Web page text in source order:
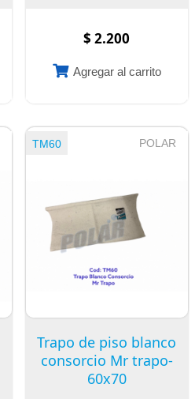
$ 2.200
Agregar al carrito
Trapo de piso blanco
consorcio Mr trapo-
60x70
TM60 POLAR